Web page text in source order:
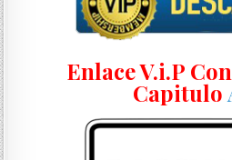
Enlace V.i.P
Capitulo